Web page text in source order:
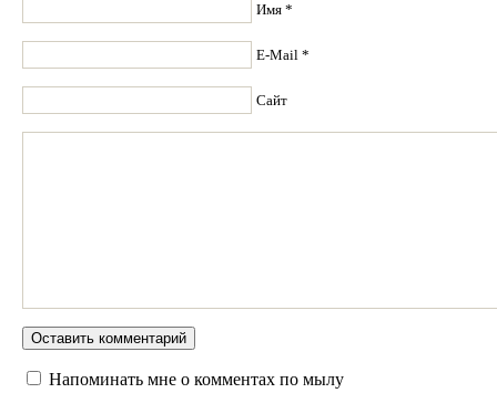
Имя *
E-Mail *
Сайт
Напоминать мне о комментах по мылу